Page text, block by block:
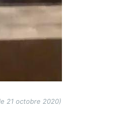
21 octobre 2020)